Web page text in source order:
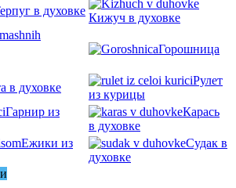
в духовке
Кижуч в духовке
Горошница
в духовке
Рулет
из курицы
Гарнир из
Карась
в духовке
Ежики из
Судак в
духовке